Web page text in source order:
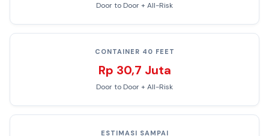
Door to Door + All-Risk
CONTAINER 40 FEET
Rp 30,7 Juta
Door to Door + All-Risk
ESTIMASI SAMPAI